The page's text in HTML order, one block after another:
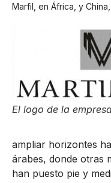
Marfil, en África, y
El logo de la
ampliar horizontes
árabes, donde otras
han puesto pie y